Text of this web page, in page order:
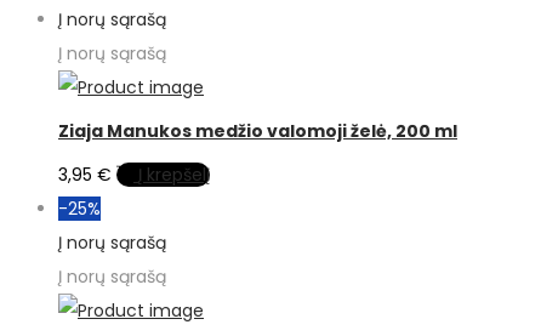
Į norų sąrašą
Į norų sąrašą
Ziaja Manukos medžio valomoji želė, 200 ml
3,95 €
Į krepšelį
-25%
Į norų sąrašą
Į norų sąrašą